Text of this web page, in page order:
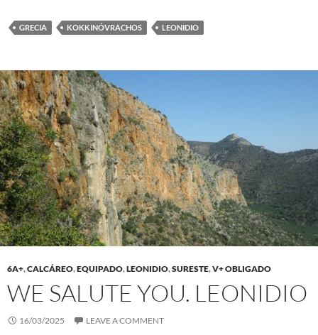
GRECIA KOKKINÓVRACHOS LEONIDIO
6A+,CALCÁREO,EQUIPADO,LEONIDIO,SURESTE,V+ OBLIGADO
WE SALUTE YOU. LEONIDIO
16/03/2025 LEAVE A COMMENT